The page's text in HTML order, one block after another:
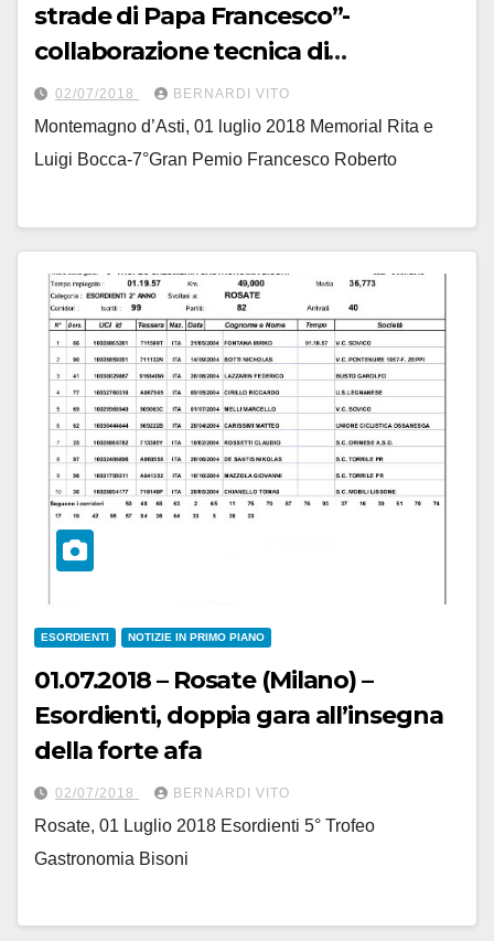
strade di Papa Francesco”-
collaborazione tecnica di
cyclo@system
02/07/2018 BERNARDI VITO
Montemagno d’Asti, 01 luglio 2018 Memorial Rita e
Luigi Bocca-7°Gran Pemio Francesco Roberto
ESORDIENTI NOTIZIE IN PRIMO PIANO
01.07.2018 – Rosate (Milano) –
Esordienti, doppia gara all’insegna
della forte afa
02/07/2018 BERNARDI VITO
Rosate, 01 Luglio 2018 Esordienti 5° Trofeo
Gastronomia Bisoni